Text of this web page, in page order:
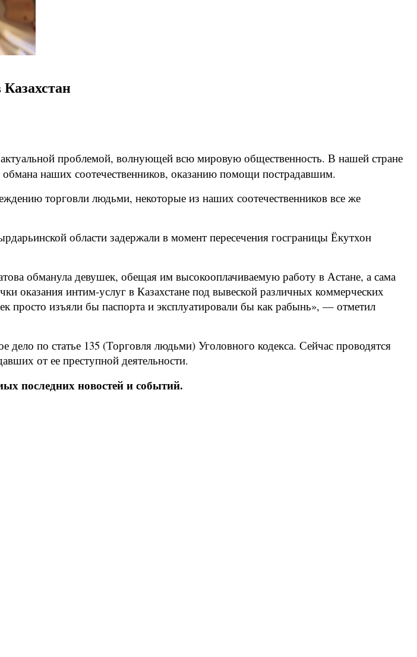
проблемой, волнующей всю мировую общественность. В нашей стране
наших соотечественников, оказанию помощи пострадавшим.
торговли людьми, некоторые из наших соотечественников все же
области задержали в момент пересечения госграницы Ёкутхон
обманула девушек, обещая им высокооплачиваемую работу в Астане, а сама
оказания интим-услуг в Казахстане под вывеской различных коммерческих
просто изъяли бы паспорта и эксплуатировали бы как рабынь», — отметил
по статье 135 (Торговля людьми) Уголовного кодекса. Сейчас проводятся
от ее преступной деятельности.
последних новостей и событий.